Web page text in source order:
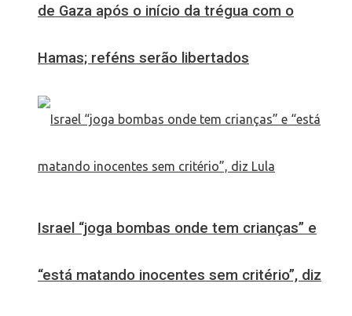
de Gaza após o início da trégua com o
Hamas; reféns serão libertados
Israel “joga bombas onde tem crianças” e
“está matando inocentes sem critério”, diz